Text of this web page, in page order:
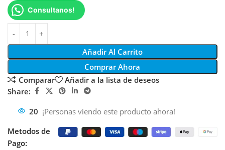
Consultanos!
Añadir Al Carrito
Comprar Ahora
Comparar
Añadir a la lista de deseos
Share:
20 ¡Personas viendo este producto ahora!
Metodos de
Pago: